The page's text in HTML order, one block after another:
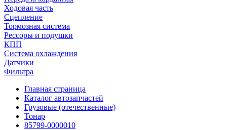
Ходовая часть
Сцепление
Тормозная система
Рессоры и подушки
КПП
Система охлаждения
Датчики
Фильтра
Главная страница
Каталог автозапчастей
Грузовые (отечественные)
Тонар
85799-0000010